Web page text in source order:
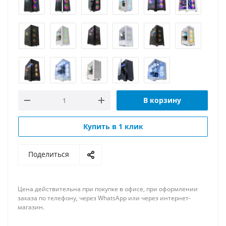
В корзину
Купить в 1 клик
Поделиться
Цена действительна при покупке в офисе, при оформлении
заказа по телефону, через WhatsApp или через интернет-
магазин.